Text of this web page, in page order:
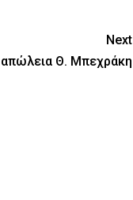
Next
απώλεια Θ. Μπεχράκη